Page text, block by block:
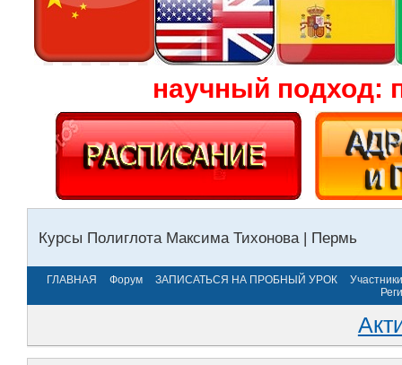
научный подход:
Курсы Полиглота Максима Тихонова | Пермь
ГЛАВНАЯ Форум ЗАПИСАТЬСЯ НА ПРОБНЫЙ УРОК
Участники